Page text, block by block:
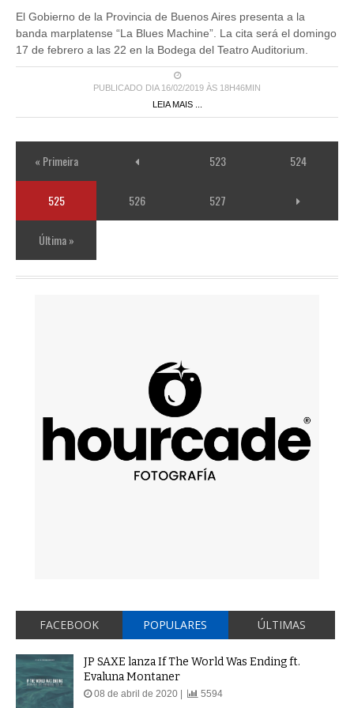
El Gobierno de la Provincia de Buenos Aires presenta a la
banda marplatense “La Blues Machine”. La cita será el domingo
17 de febrero a las 22 en la Bodega del Teatro Auditorium.
PUBLICADO DIA 16/02/2019 ÀS 18H46MIN
LEIA MAIS ...
« Primeira 523 524
525 526 527
Última »
FACEBOOK POPULARES ÚLTIMAS
JP SAXE lanza If The World Was Ending ft.
Evaluna Montaner
08 de abril de 2020 | 5594